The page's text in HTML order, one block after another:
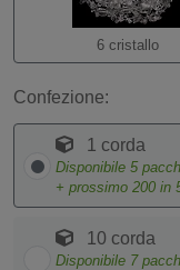
6 cristallo
Confezione:
1 corda
Disponibile 5
+ prossimo 200 in
10 corda
Disponibile 7